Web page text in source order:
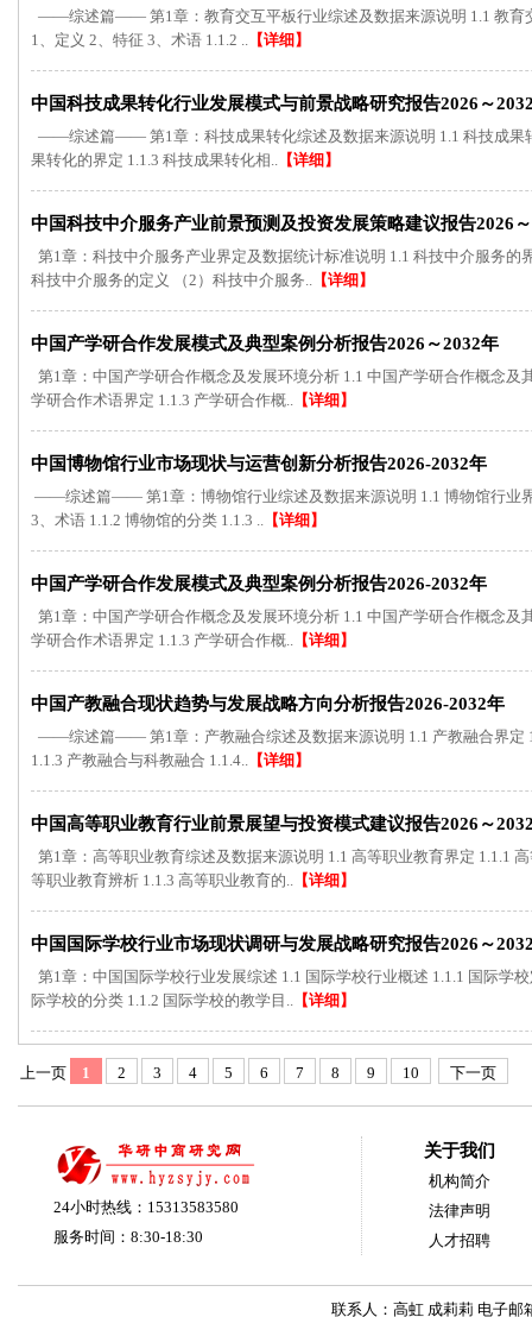
——综述篇—— 第1章：教育交互平板行业综述及数据来源说明 1.1 教育
1、定义 2、特征 3、术语 1.1.2 .. 【详细】
中国科技成果转化行业发展模式与前景战略研究报告2026～
——综述篇—— 第1章：科技成果转化综述及数据来源说明 1.1 科技成果
果转化的界定 1.1.3 科技成果转化相.. 【详细】
中国科技中介服务产业前景预测及投资发展策略建议报告2026
第1章：科技中介服务产业界定及数据统计标准说明 1.1 科技中介服务的
科技中介服务的定义 （2）科技中介服务.. 【详细】
中国产学研合作发展模式及典型案例分析报告2026～2032年
第1章：中国产学研合作概念及发展环境分析 1.1 中国产学研合作概念及
学研合作术语界定 1.1.3 产学研合作概.. 【详细】
中国博物馆行业市场现状与运营创新分析报告2026-2032年
——综述篇—— 第1章：博物馆行业综述及数据来源说明 1.1 博物馆行业
3、术语 1.1.2 博物馆的分类 1.1.3 .. 【详细】
中国产学研合作发展模式及典型案例分析报告2026-2032年
第1章：中国产学研合作概念及发展环境分析 1.1 中国产学研合作概念及
学研合作术语界定 1.1.3 产学研合作概.. 【详细】
中国产教融合现状趋势与发展战略方向分析报告2026-2032年
——综述篇—— 第1章：产教融合综述及数据来源说明 1.1 产教融合界定
1.1.3 产教融合与科教融合 1.1.4.. 【详细】
中国高等职业教育行业前景展望与投资模式建议报告2026～
第1章：高等职业教育综述及数据来源说明 1.1 高等职业教育界定 1.1.1
等职业教育辨析 1.1.3 高等职业教育的.. 【详细】
中国国际学校行业市场现状调研与发展战略研究报告2026～
第1章：中国国际学校行业发展综述 1.1 国际学校行业概述 1.1.1 国际学
际学校的分类 1.1.2 国际学校的教学目.. 【详细】
上一页 1 2 3 4 5 6 7 8 9 10 下一页
24小时热线：15313583580
服务时间：8:30-18:30
关于我们
机构简介
法律声明
人才招聘
联系人：高虹 成莉莉 电子邮